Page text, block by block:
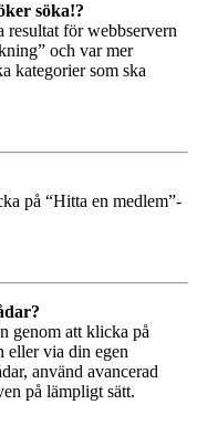
söka!?
resultat för webbservern
och var mer
kategorier som ska
på “Hitta en medlem”-
genom att klicka på
eller via din egen
använd avancerad
på lämpligt sätt.